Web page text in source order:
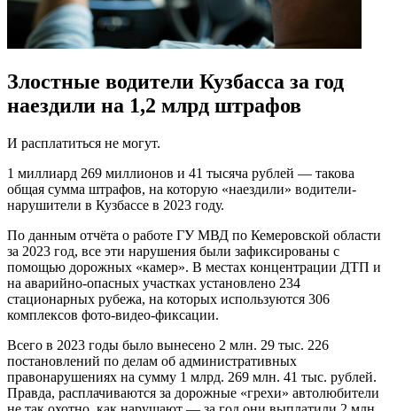
Злостные водители Кузбасса за год
наездили на 1,2 млрд штрафов
И расплатиться не могут.
1 миллиард 269 миллионов и 41 тысяча рублей — такова
общая сумма штрафов, на которую «наездили» водители-
нарушители в Кузбассе в 2023 году.
По данным отчёта о работе ГУ МВД по Кемеровской области
за 2023 год, все эти нарушения были зафиксированы с
помощью дорожных «камер». В местах концентрации ДТП и
на аварийно-опасных участках установлено 234
стационарных рубежа, на которых используются 306
комплексов фото-видео-фиксации.
Всего в 2023 годы было вынесено 2 млн. 29 тыс. 226
постановлений по делам об административных
правонарушениях на сумму 1 млрд. 269 млн. 41 тыс. рублей.
Правда, расплачиваются за дорожные «грехи» автолюбители